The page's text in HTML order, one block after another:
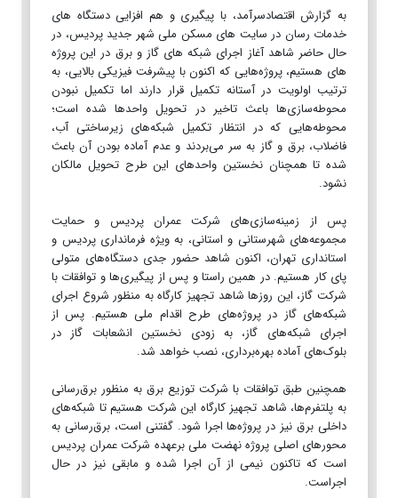
به گزارش اقتصادسرآمد، با پیگیری و هم افزایی دستگاه های
خدمات رسان در سایت های مسکن ملی شهر جدید پردیس، در
حال حاضر شاهد آغاز اجرای شبکه های گاز و برق در این پروژه
های هستیم، پروژه‌هایی که اکنون با پیشرفت فیزیکی بالایی، به
ترتیب اولویت در آستانه تکمیل قرار دارند اما تکمیل نبودن
محوطه‌سازی‌ها باعث تاخیر در تحویل واحدها شده است؛
محوطه‌هایی که در انتظار تکمیل شبکه‌های زیرساختی آب،
فاضلاب، برق و گاز به سر می‌بردند و عدم آماده بودن آن باعث
شده تا همچنان نخستین واحدهای این طرح تحویل مالکان
نشود.
پس از زمینه‌سازی‌های شرکت عمران پردیس و حمایت
مجموعه‌های شهرستانی و استانی، به ویژه فرمانداری پردیس و
استانداری تهران، اکنون شاهد حضور جدی دستگاه‌های متولی
پای کار هستیم. در همین راستا و پس از پیگیری‌ها و توافقات با
شرکت گاز، این روزها شاهد تجهیز کارگاه به منظور شروع اجرای
شبکه‌های گاز در پروژه‌های طرح اقدام ملی هستیم. پس از
اجرای شبکه‌های گاز، به زودی نخستین انشعابات گاز در
بلوک‌های آماده بهره‌برداری، نصب خواهد شد.
همچنین طبق توافقات با شرکت توزیع برق به منظور برق‌رسانی
به پلتفرم‌ها، شاهد تجهیز کارگاه این شرکت هستیم تا شبکه‌های
داخلی برق نیز در پروژه‌ها اجرا شود. گفتنی است، برق‌رسانی به
محورهای اصلی پروژه نهضت ملی برعهده شرکت عمران پردیس
است که تاکنون نیمی از آن اجرا شده و مابقی نیز در حال
اجراست.